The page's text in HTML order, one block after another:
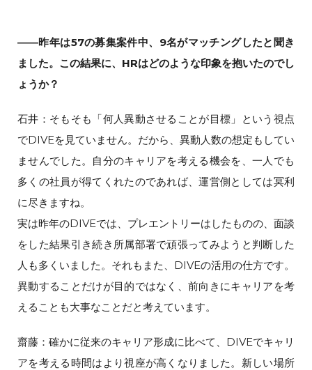
――昨年は57の募集案件中、9名がマッチングしたと聞き
ました。この結果に、HRはどのような印象を抱いたのでし
ょうか？
石井：そもそも「何人異動させることが目標」という視点
でDIVEを見ていません。だから、異動人数の想定もしてい
ませんでした。自分のキャリアを考える機会を、一人でも
多くの社員が得てくれたのであれば、運営側としては冥利
に尽きますね。
実は昨年のDIVEでは、プレエントリーはしたものの、面談
をした結果引き続き所属部署で頑張ってみようと判断した
人も多くいました。それもまた、DIVEの活用の仕方です。
異動することだけが目的ではなく、前向きにキャリアを考
えることも大事なことだと考えています。
齋藤：確かに従来のキャリア形成に比べて、DIVEでキャリ
アを考える時間はより視座が高くなりました。新しい場所